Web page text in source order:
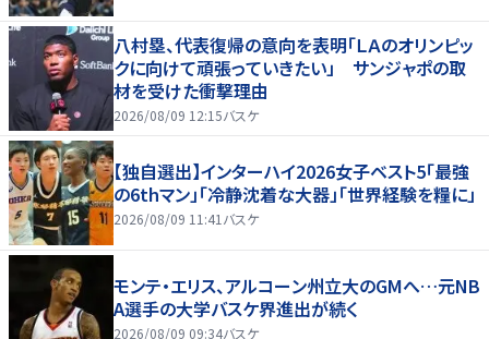
八村塁、代表復帰の意向を表明「ＬＡのオリンピッ
クに向けて頑張っていきたい」 サンジャポの取
材を受けた衝撃理由
2026/08/09 12:15バスケ
【独自選出】インターハイ2026女子ベスト5「最強
の6thマン」「冷静沈着な大器」「世界経験を糧に」
2026/08/09 11:41 バスケ
モンテ・エリス、アルコーン州立大のGMへ…元NB
A選手の大学バスケ界進出が続く
2026/08/09 09:34バスケ